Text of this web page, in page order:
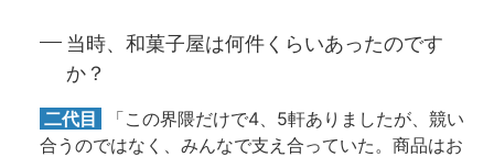
当時、和菓子屋は何件くらいあったのです
か？
二代目
「この界隈だけで4、5軒ありましたが、競い
合うのではなく、みんなで支え合っていた。商品はお